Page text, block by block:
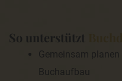
So unterstützt
Gemeinsam
Buchaufbau
welchen der für die
vorgesehen wurde.
Entfällt der
Europäischen Richtlinien-